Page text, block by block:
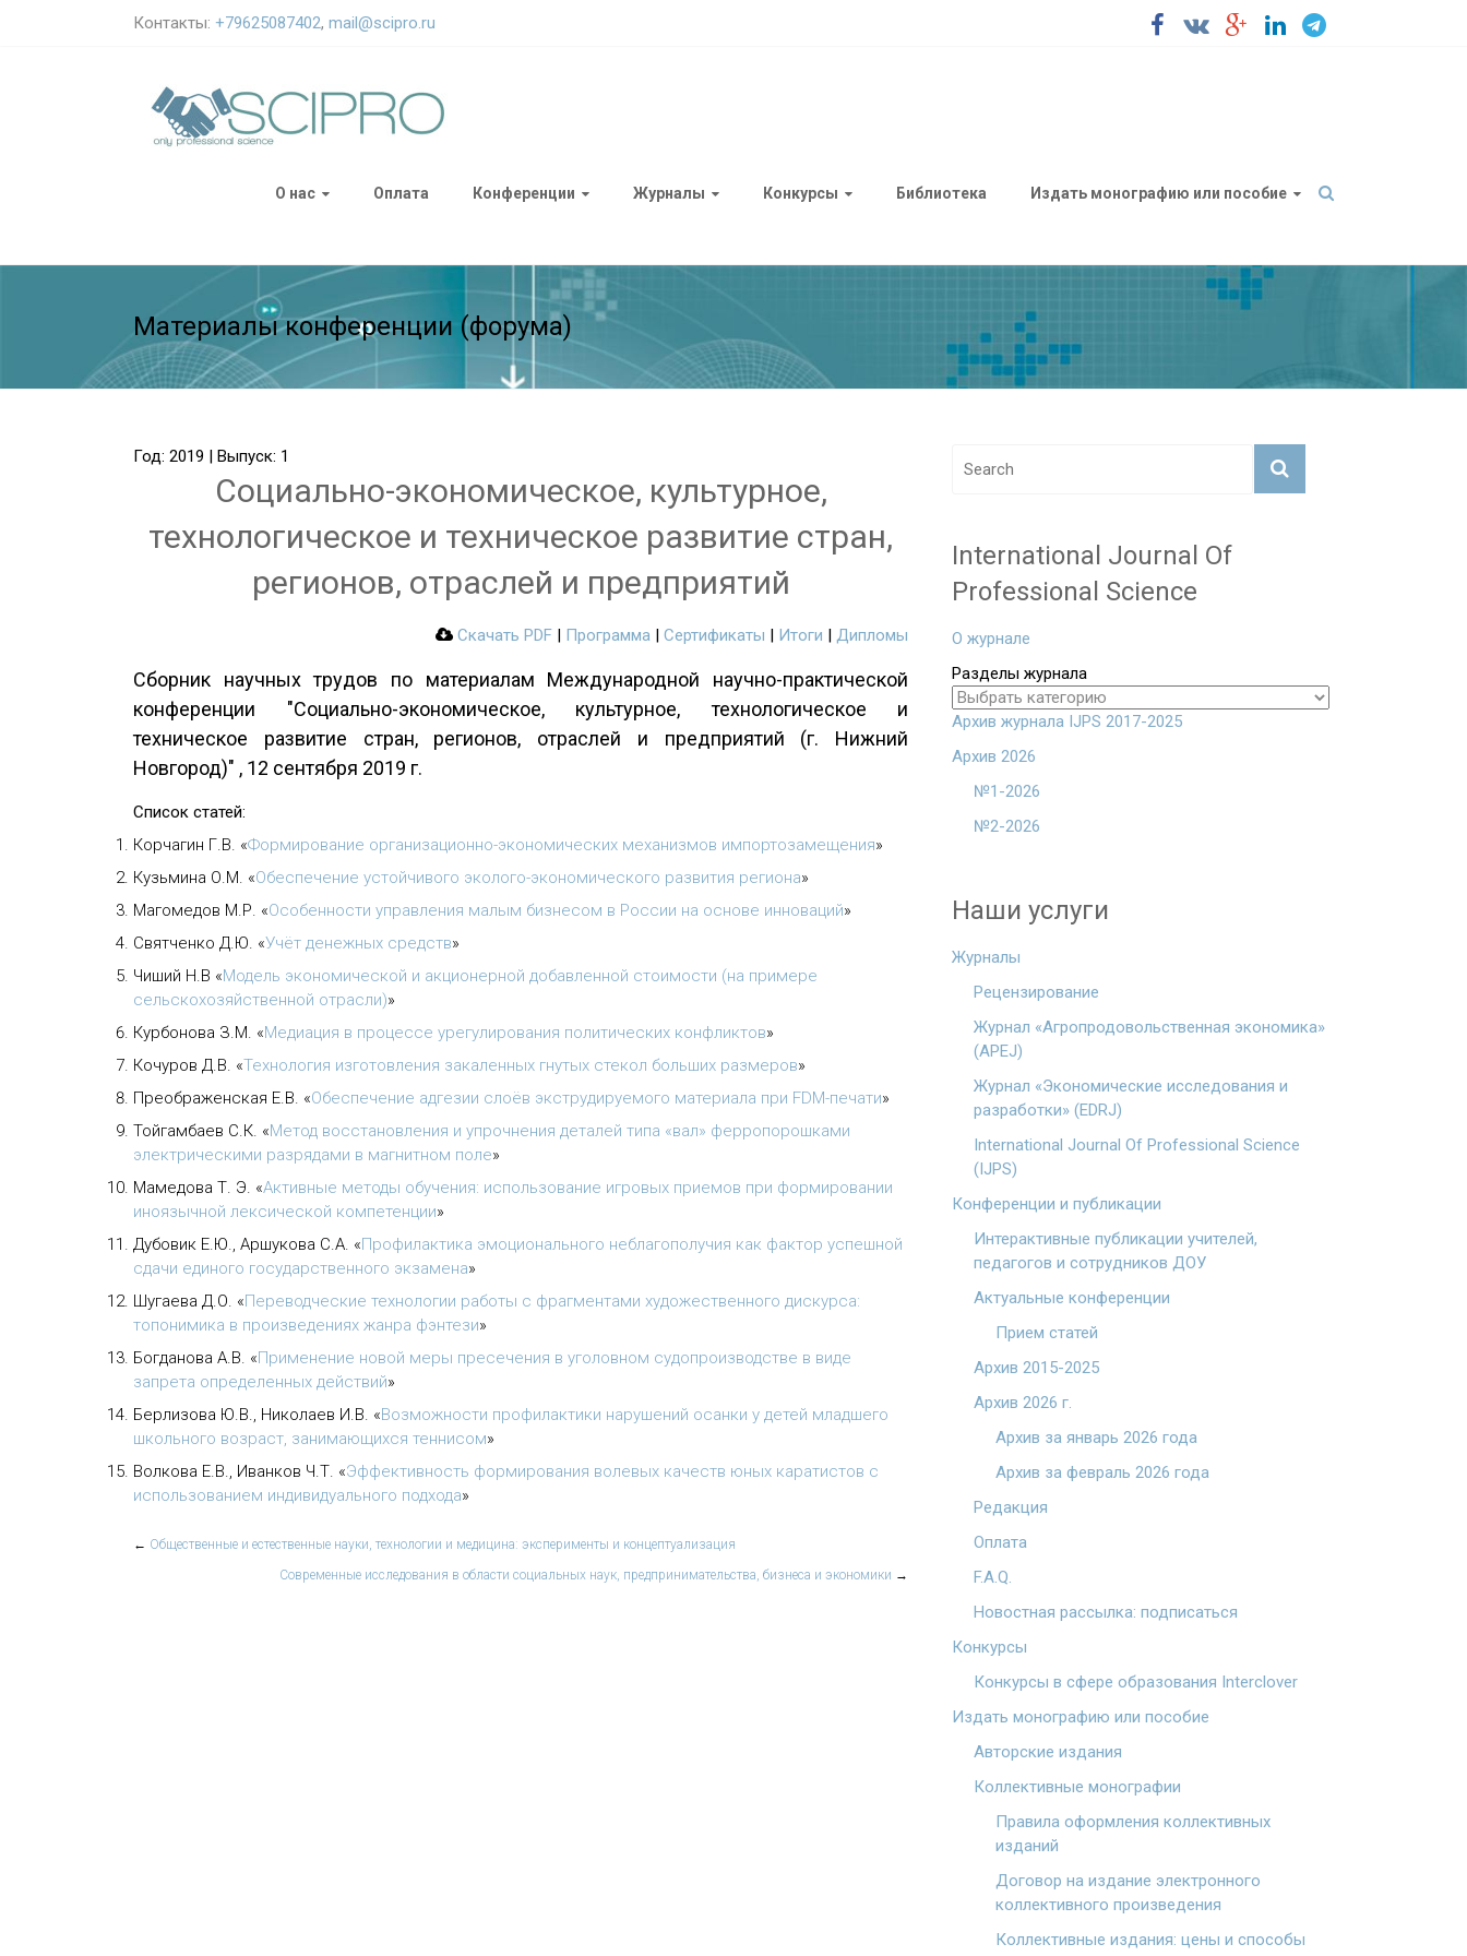
Контакты: +79625087402, mail@scipro.ru
О нас Оплата Конференции Журналы Конкурсы Библиотека Издать монографию или пособие
Материалы конференции (форума)
Год: 2019 | Выпуск: 1
Социально-экономическое, культурное,
технологическое и техническое развитие стран,
регионов, отраслей и предприятий
Скачать PDF | Программа | Сертификаты | Итоги | Дипломы
Сборник научных трудов по материалам Международной научно-практической
конференции "Социально-экономическое, культурное, технологическое и
техническое развитие стран, регионов, отраслей и предприятий (г. Нижний
Новгород)" , 12 сентября 2019 г.
Список статей:
Корчагин Г.В. «Формирование организационно-экономических механизмов импортозамещения»
Кузьмина О.М. «Обеспечение устойчивого эколого-экономического развития региона»
Магомедов М.Р. «Особенности управления малым бизнесом в России на основе инноваций»
Святченко Д.Ю. «Учёт денежных средств»
Чиший Н.В «Модель экономической и акционерной добавленной стоимости (на примере
сельскохозяйственной отрасли)»
Курбонова З.М. «Медиация в процессе урегулирования политических конфликтов»
Кочуров Д.В. «Технология изготовления закаленных гнутых стекол больших размеров»
Преображенская Е.В. «Обеспечение адгезии слоёв экструдируемого материала при FDM-печати»
Тойгамбаев С.К. «Метод восстановления и упрочнения деталей типа «вал» ферропорошками
электрическими разрядами в магнитном поле»
Мамедова Т. Э. «Активные методы обучения: использование игровых приемов при формировании
иноязычной лексической компетенции»
Дубовик Е.Ю., Аршукова С.А. «Профилактика эмоционального неблагополучия как фактор успешной
сдачи единого государственного экзамена»
Шугаева Д.О. «Переводческие технологии работы с фрагментами художественного дискурса:
топонимика в произведениях жанра фэнтези»
Богданова А.В. «Применение новой меры пресечения в уголовном судопроизводстве в виде
запрета определенных действий»
Берлизова Ю.В., Николаев И.В. «Возможности профилактики нарушений осанки у детей младшего
школьного возраст, занимающихся теннисом»
Волкова Е.В., Иванков Ч.Т. «Эффективность формирования волевых качеств юных каратистов с
использованием индивидуального подхода»
← Общественные и естественные науки, технологии и медицина: эксперименты и концептуализация
Современные исследования в области социальных наук, предпринимательства, бизнеса и экономики →
International Journal Of
Professional Science
О журнале
Разделы журнала
Архив журнала IJPS 2017-2025
Архив 2026
№1-2026
№2-2026
Наши услуги
Журналы
Рецензирование
Журнал «Агропродовольственная экономика»
(APEJ)
Журнал «Экономические исследования и
разработки» (EDRJ)
International Journal Of Professional Science
(IJPS)
Конференции и публикации
Интерактивные публикации учителей,
педагогов и сотрудников ДОУ
Актуальные конференции
Прием статей
Архив 2015-2025
Архив 2026 г.
Архив за январь 2026 года
Архив за февраль 2026 года
Редакция
Оплата
F.A.Q.
Новостная рассылка: подписаться
Конкурсы
Конкурсы в сфере образования Interclover
Издать монографию или пособие
Авторские издания
Коллективные монографии
Правила оформления коллективных
изданий
Договор на издание электронного
коллективного произведения
Коллективные издания: цены и способы